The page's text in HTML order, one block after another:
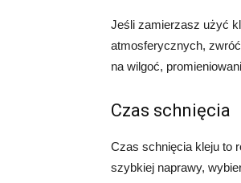
Jeśli zamierzasz użyć
atmosferycznych,
na wilgoć,
Czas schnięcia
Czas schnięcia kleju to
szybkiej naprawy,